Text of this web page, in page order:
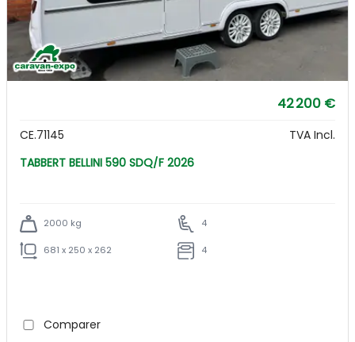
42 200 €
CE.71145
TVA Incl.
TABBERT BELLINI 590 SDQ/F 2026
2000 kg 4
681 x 250 x 262 4
Comparer